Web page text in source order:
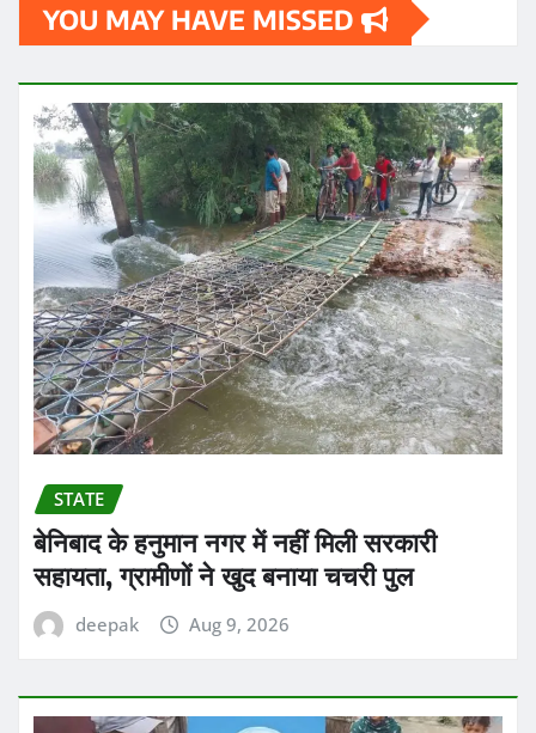
YOU MAY HAVE MISSED
STATE
बेनिबाद के हनुमान नगर में नहीं मिली सरकारी
सहायता, ग्रामीणों ने खुद बनाया चचरी पुल
deepak Aug 9, 2026